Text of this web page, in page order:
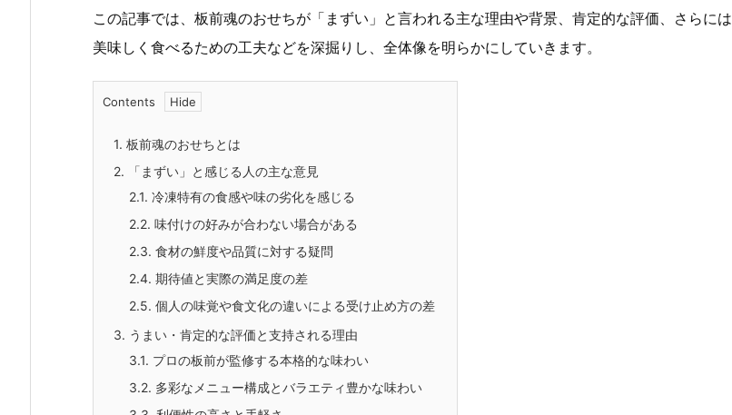
この記事では、板前魂のおせちが「まずい」と言われる主な理由や背景、肯定的な評価、さらには
美味しく食べるための工夫などを深掘りし、全体像を明らかにしていきます。
Contents
1. 板前魂のおせちとは
2. 「まずい」と感じる人の主な意見
2.1. 冷凍特有の食感や味の劣化を感じる
2.2. 味付けの好みが合わない場合がある
2.3. 食材の鮮度や品質に対する疑問
2.4. 期待値と実際の満足度の差
2.5. 個人の味覚や食文化の違いによる受け止め方の差
3. うまい・肯定的な評価と支持される理由
3.1. プロの板前が監修する本格的な味わい
3.2. 多彩なメニュー構成とバラエティ豊かな味わい